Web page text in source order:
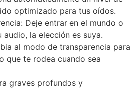
optimizado para tus oídos.
Deje entrar en el mundo o
audio, la elección es suya.
al modo de transparencia para
que te rodea cuando sea
graves profundos y